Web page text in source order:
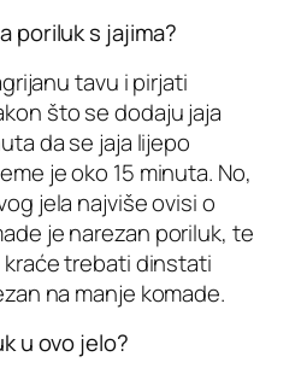
poriluk s jajima?
tavu i pirjati
što se dodaju jaja
da se jaja lijepo
je oko 15 minuta. No,
jela najviše ovisi o
je narezan poriluk, te
trebati dinstati
na manje komade.
u ovo jelo?